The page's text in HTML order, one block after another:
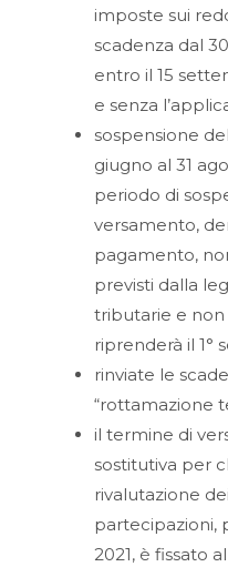
imposte sui
scadenza dal
entro il 15
e senza
sospensione
giugno al 31
periodo di
versamento,
pagamento,
previsti dalla
tributarie e
riprenderà il 1°
rinviate le
“rottamazione
il termine di
sostitutiva per
rivalutazione
partecipazioni,
2021, è fissato